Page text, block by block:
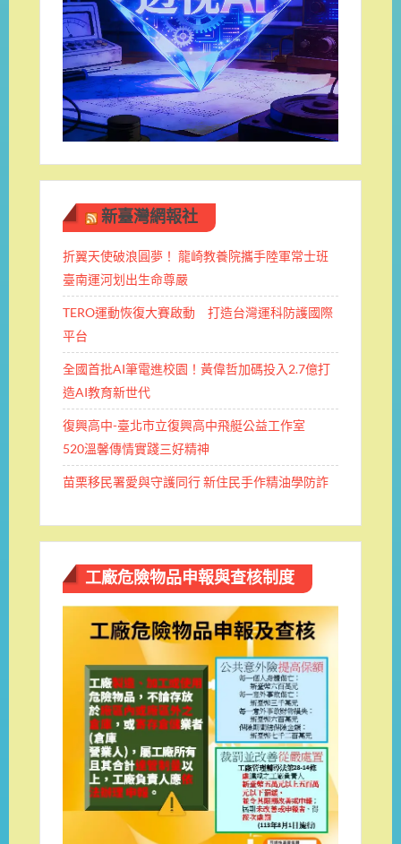
新臺灣網報社
折翼天使破浪圓夢！ 龍崎教養院攜手陸軍常士班 ​
臺南運河划出生命尊嚴
TERO運動恢復大賽啟動 打造台灣運科防護國際
平台
全國首批AI筆電進校園！黃偉哲加碼投入2.7億打
造AI教育新世代
復興高中-臺北市立復興高中飛艇公益工作室
520溫馨傳情實踐三好精神
苗栗移民署愛與守護同行 新住民手作精油學防詐
工廠危險物品申報與查核制度